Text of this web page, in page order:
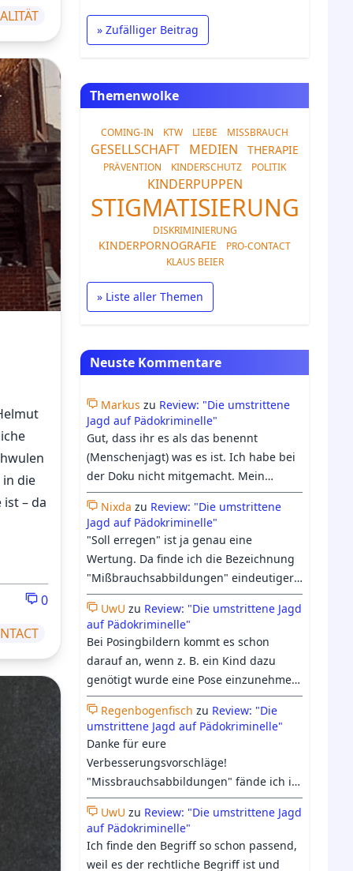
die
– da
0
» Zufälliger Beitrag
Themenwolke
COMING-IN KTW LIEBE MISSBRAUCH
GESELLSCHAFT MEDIEN THERAPIE
PRÄVENTION KINDERSCHUTZ POLITIK
KINDERPUPPEN
STIGMATISIERUNG
DISKRIMINIERUNG
KINDERPORNOGRAFIE
PRO-CONTACT
KLAUS BEIER
» Liste aller Themen
Neuste Kommentare
Markus zu Review: "Die umstrittene
Jagd auf Pädokriminelle"
Gut, dass ihr es als das benennt
(Menschenjagt) was es ist. Ich habe bei
der Doku nicht mitgemacht. Mein
Bauchgefühl hielt mich davon ab. Ich
bin froh, dass Georgs Differenzierung
trotzdem etwas Raum in der Doku
bekommen hat.
Nixda zu Review: "Die umstrittene
Jagd auf Pädokriminelle"
"Soll erregen" ist ja genau eine
Wertung. Da finde ich die Bezeichnung
"Mißbrauchsabbildungen" eindeutiger:
Entweder es hat Mißbrauch
stattgefunden, oder eben nicht. Beim
heutigen Verständnis vom Begriff
"Kinderpornographie", geht es längst
nicht mehr nur ums "erregen sollen",
sondern darum, ob es einen Pädophilen
irgendwie erregen könnte, was auch
zunehmend harmloses Material oder
medizinische Abbildungen einschließt.
UwU zu Review: "Die umstrittene Jagd
auf Pädokriminelle"
Bei Posingbildern kommt es schon
darauf an, wenn z. B. ein Kind dazu
genötigt wurde eine Pose einzunehmen
dann bildet es schon eine Form von
Missbrauch ab. Ich denke das immer
mehr bei "Kinderpornografie"
mittlerweile auch an Fiktion glauben
was wir insb. der KI und den
Berichterstattungen dazu zu verdanken
haben.
Regenbogenfisch zu Review: "Die
umstrittene Jagd auf Pädokriminelle"
Danke für eure
Verbesserungsvorschläge!
"Missbrauchsabbildungen" fände ich in
dem Zusammenhang tatsächlich nicht
passender, da es sich dabei nicht um
ein Synonym für Kinderpornografie,
sondern nur um eine Unterkategorie
UwU zu Review: "Die umstrittene Jagd
auf Pädokriminelle"
Ich finde den Begriff so schon passend,
weil es der rechtliche Begriff ist und